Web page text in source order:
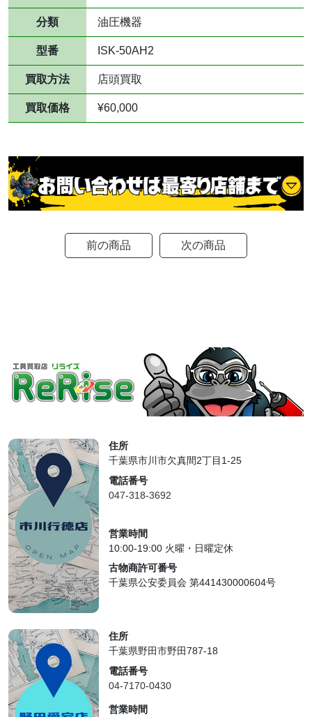
分類 油圧機器
型番 ISK-50AH2
買取方法 店頭買取
買取価格 ¥60,000
前の商品 次の商品
住所
千葉県市川市欠真間2丁目1-25
電話番号
047-318-3692
営業時間
10:00-19:00 火曜・日曜定休
古物商許可番号
千葉県公安委員会 第441430000604号
住所
千葉県野田市野田787-18
電話番号
04-7170-0430
営業時間